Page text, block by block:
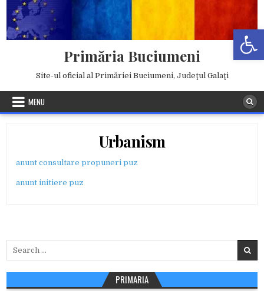
content
Primăria Buciumeni
Site-ul oficial al Primăriei Buciumeni, Judeţul Galaţi
MENU
Urbanism
anunt consultare propuneri puz
anunt initiere puz
PRIMARIA